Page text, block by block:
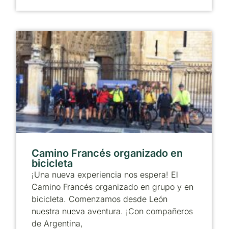
Camino Francés organizado en
bicicleta
¡Una nueva experiencia nos espera! El
Camino Francés organizado en grupo y en
bicicleta. Comenzamos desde León
nuestra nueva aventura. ¡Con compañeros
de Argentina,